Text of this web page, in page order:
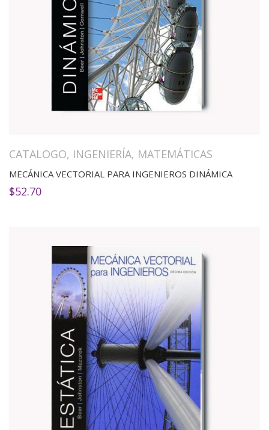
CATALOGO, INGENIERÍA, MATEMÁTICAS
MECÁNICA VECTORIAL PARA INGENIEROS DINÁMICA
$52.70